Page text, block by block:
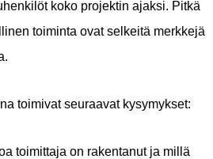
koko projektin ajaksi. Pitkä
toiminta ovat selkeitä merkkejä
toimivat seuraavat kysymykset:
toimittaja on rakentanut ja millä